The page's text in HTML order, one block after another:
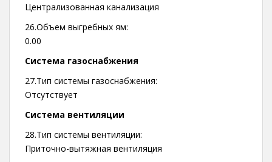
Централизованная канализация
26.Объем выгребных ям:
0.00
Система газоснабжения
27.Тип системы газоснабжения:
Отсутствует
Система вентиляции
28.Тип системы вентиляции:
Приточно-вытяжная вентиляция